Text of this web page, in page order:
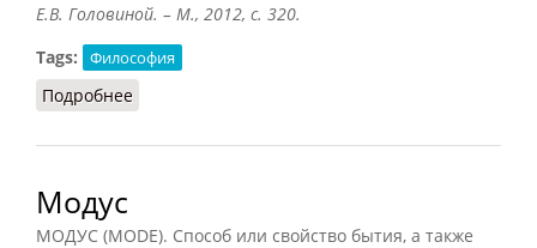
Е.В. Головиной. – М., 2012, с. 320.
Tags:
Философия
Подробнее
Модус
МОДУС (MODE). Способ или свойство бытия, а также